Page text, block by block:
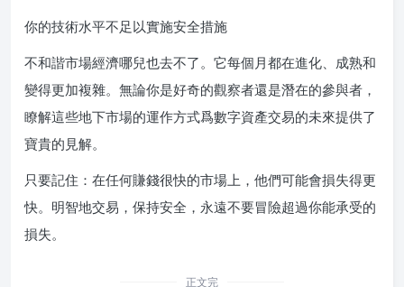
你的技術水平不足以實施安全措施
不和諧市場經濟哪兒也去不了。它每個月都在進化、成熟和
變得更加複雜。無論你是好奇的觀察者還是潛在的參與者，
瞭解這些地下市場的運作方式爲數字資產交易的未來提供了
寶貴的見解。
只要記住：在任何賺錢很快的市場上，他們可能會損失得更
快。明智地交易，保持安全，永遠不要冒險超過你能承受的
損失。
正文完